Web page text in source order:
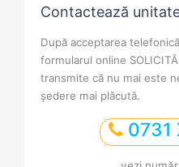
Contactează
După acceptarea
formularul online
transmite că nu mai este
ședere mai plăcută.
0731